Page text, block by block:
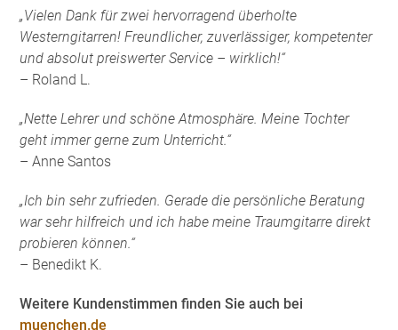
„Vielen Dank für zwei hervorragend überholte
Westerngitarren! Freundlicher, zuverlässiger, kompetenter
und absolut preiswerter Service – wirklich!“
– Roland L.
„Nette Lehrer und schöne Atmosphäre. Meine Tochter
geht immer gerne zum Unterricht.“
– Anne Santos
„Ich bin sehr zufrieden. Gerade die persönliche Beratung
war sehr hilfreich und ich habe meine Traumgitarre direkt
probieren können.“
– Benedikt K.
Weitere Kundenstimmen finden Sie auch bei
muenchen.de